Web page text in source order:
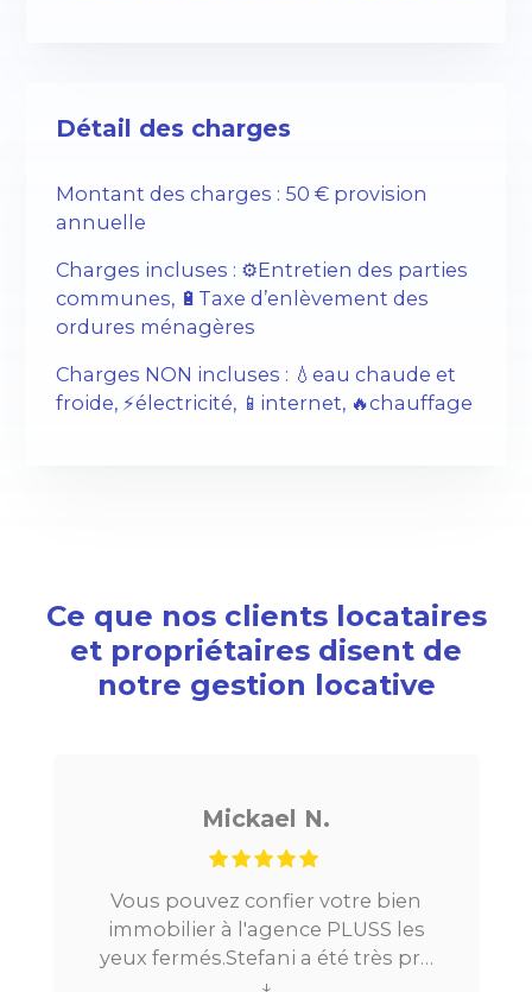
Détail des charges
Montant des charges : 50 € provision
annuelle
Charges incluses : ⚙️Entretien des parties
communes, 🔋Taxe d’enlèvement des
ordures ménagères
Charges NON incluses : 💧eau chaude et
froide, ⚡️électricité, 📱internet, 🔥chauffage
Ce que nos clients locataires
et propriétaires disent de
notre gestion locative
confier votre bien
l'agence PLUSS les
a été très pro
Je cherchais un
Paris, tout s’est très
la mise en